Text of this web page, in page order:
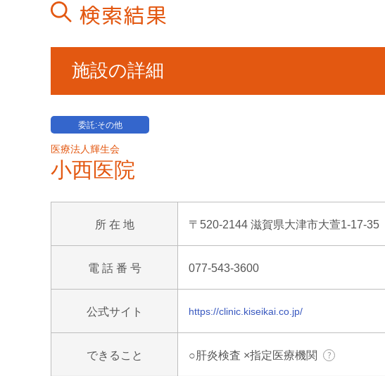
検索結果
施設の詳細
委託:その他
医療法人輝生会
小西医院
所 在 地 〒520-2144 滋賀県大津市大萱1-17-35
電 話 番 号 077-543-3600
公式サイト https://clinic.kiseikai.co.jp/
できること ○肝炎検査 ×指定医療機関